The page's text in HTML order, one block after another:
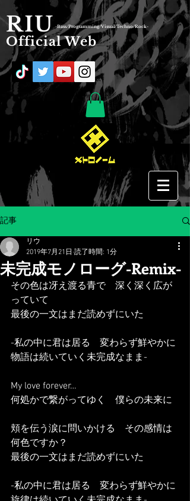
-Bass/Programming/Visual/Techno/Rock-
RIU
Official Web
記事
未完成モノローグ-Remix-
リウ
2019年7月21日 読了時間: 1分
その色は冴え渡る青で　深く深く広が
っていて
最後の一文はまだ読めずにいた
-私の中に君は居る　変わらず鮮やかに
物語は続いていく未完成なまま-
My love forever…
何処かで繋がってゆく　僕らの未来に
頬を伝う涙に問いかける　その感情は
何色ですか？
最後の一文はまだ読めずにいた
-私の中に君は居る　変わらず鮮やかに